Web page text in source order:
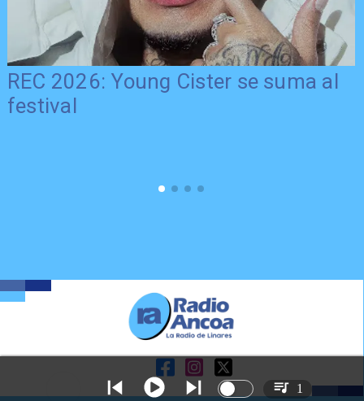
REC 2026: Young Cister se suma al
festival
1